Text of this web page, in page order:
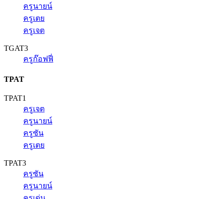
ครูนายน์
ครูเตย
ครูเจต
TGAT3
ครูก๊อฟฟี่
TPAT
TPAT1
ครูเจต
ครูนายน์
ครูซัน
ครูเตย
TPAT3
ครูซัน
ครูนายน์